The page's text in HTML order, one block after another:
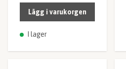
Lägg i varukorgen
I lager